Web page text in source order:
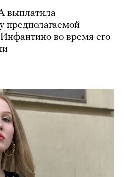
выплатила
предполагаемой
во время его